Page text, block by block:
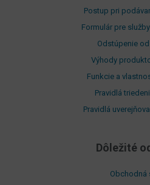
Postup pri
Formulár pre
Odstúpenie
Výhody
Funkcie a
Pravidlá
Pravidlá
Dôležité
Obchodná